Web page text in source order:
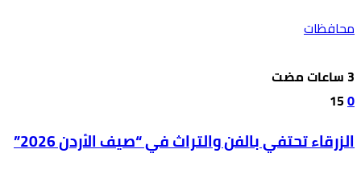
محافظات
0
15
الزرقاء تحتفي بالفن والتراث في “صيف الأردن 2026”